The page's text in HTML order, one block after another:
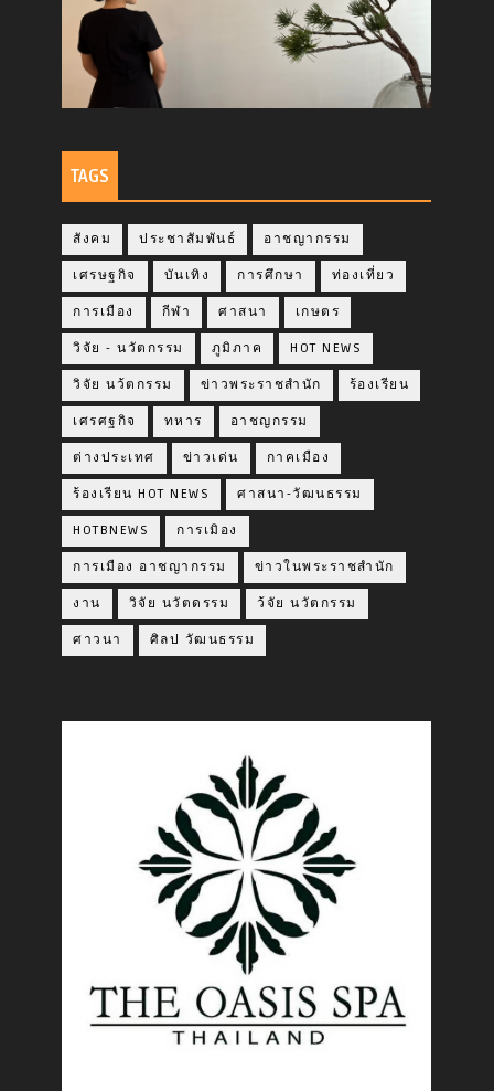
TAGS
สังคม ประชาสัมพันธ์ อาชญากรรม
เศรษฐกิจ บันเทิง การศึกษา ท่องเที่ยว
การเมือง กีฬา ศาสนา เกษตร
วิจัย - นวัตกรรม ภูมิภาค HOT NEWS
วิจัย นว้ตกรรม ข่าวพระราชสำนัก ร้องเรียน
เศรศฐกิจ ทหาร อาชญกรรม
ต่างประเทศ ข่าวเด่น กาคเมือง
ร้องเรียน HOT NEWS ศาสนา-วัฒนธรรม
HOTBNEWS การเมิอง
การเมือง อาชญากรรม ข่าวในพระราชสำนัก
งาน วิจัย นวัตดรรม ว้จัย นวัตกรรม
ศาวนา ศิลป วัฒนธรรม